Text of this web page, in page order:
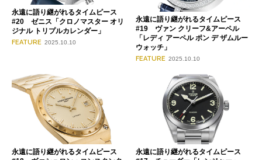
永遠に語り継がれるタイムピース
#20 ゼニス「クロノマスター オリ
ジナル トリプルカレンダー」
FEATURE 2025.10.10
永遠に語り継がれるタイムピース
#19 ヴァン クリーフ&アーペル
「レディ アーペル ポン デ ザムルー
ウォッチ」
FEATURE 2025.10.10
永遠に語り継がれるタイムピース
永遠に語り継がれるタイムピース